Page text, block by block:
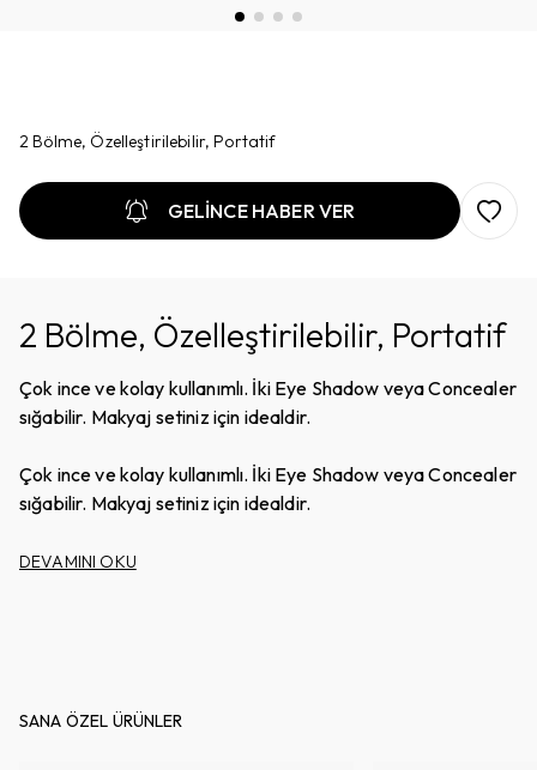
2 Bölme, Özelleştirilebilir, Portatif
GELİNCE HABER VER
2 Bölme, Özelleştirilebilir, Portatif
Çok ince ve kolay kullanımlı. İki Eye Shadow veya Concealer
sığabilir. Makyaj setiniz için idealdir.
Çok ince ve kolay kullanımlı. İki Eye Shadow veya Concealer
sığabilir. Makyaj setiniz için idealdir.
DEVAMINI OKU
SANA ÖZEL ÜRÜNLER